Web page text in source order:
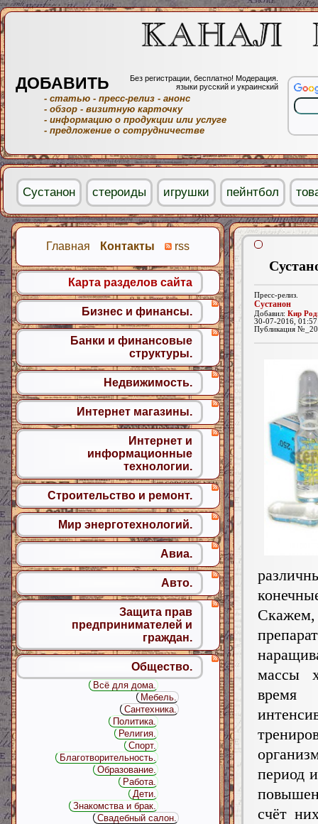
Пресс-релиз.
Сустанон
Добавил: Кир
30-07-2016,
Публикация
Скажем,
массы
время
период
счёт
Главная Контакты rss
Карта разделов сайта
Бизнес и финансы.
Банки и финансовые
структуры.
Недвижимость.
Интернет магазины.
Интернет и
информационные
технологии.
Строительство и ремонт.
Мир энерготехнологий.
Авиа.
Авто.
Защита прав
предпринимателей и
граждан.
Общество.
Всё для дома.
Мебель.
Сантехника.
Политика.
Религия.
Спорт.
Благотворительность.
Образование.
Работа.
Дети.
Знакомства и брак.
Свадебный салон.
ДОБАВИТЬ
Без регистрации, бесплатно! Модерация.
языки русский и украинский
- статью - пресс-релиз - анонс
- обзор - визитную карточку
- информацию о продукции или услуге
- предложение о сотрудничестве
Сустанон стероиды игрушки пейнтбол